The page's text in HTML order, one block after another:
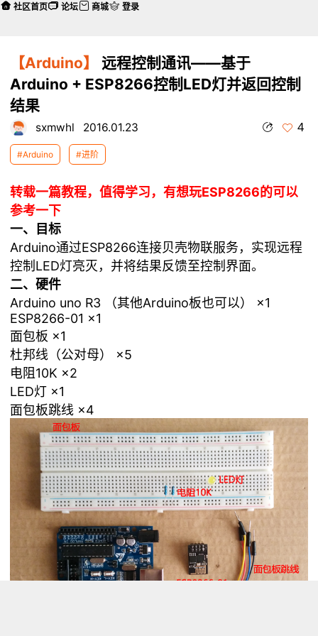
【Arduino】
远程控制通讯——基于
Arduino + ESP8266控制LED灯并返回控制
结果
sxmwhl 2016.01.23 4
#Arduino #进阶
转载一篇教程，值得学习，有想玩ESP8266的可以
参考一下
一、目标
Arduino通过ESP8266连接贝壳物联服务，实现远程
控制LED灯亮灭，并将结果反馈至控制界面。
二、硬件
Arduino uno R3 （其他Arduino板也可以） ×1
ESP8266-01 ×1
面包板 ×1
杜邦线（公对母） ×5
电阻10K ×2
LED灯 ×1
面包板跳线 ×4
社区首页 论坛 商城 登录